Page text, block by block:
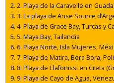
2. Playa de la Caravelle en
3. La playa de Anse Source
4. Playa de Grace Bay, Turcas y
5. Maya Bay, Tailandia
6. Playa Norte, Isla Mujeres,
7. Playa de Matira, Bora Bora,
8. Playa de Elafonissi en Creta
9. Playa de Cayo de Agua,